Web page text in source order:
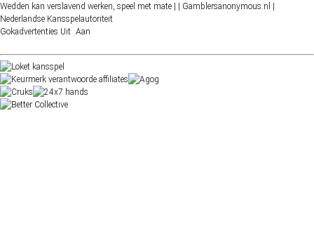
Wedden kan verslavend werken, speel met mate | | Gamblersanonymous.nl |
Nederlandse Kansspelautoriteit
Gokadvertenties Uit Aan